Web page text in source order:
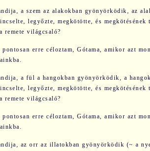
a szem az alakokban gyönyörködik, az
legyőzte, megkötötte, és
remete világcsaló?
erre céloztam, Gótama, amikor azt
a fül a hangokban gyönyörködik, a
legyőzte, megkötötte, és
remete világcsaló?
erre céloztam, Gótama, amikor azt
az orr az illatokban gyönyörködik (~ a